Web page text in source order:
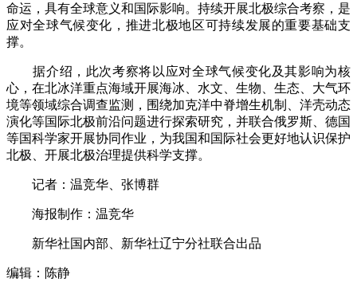
命运，具有全球意义和国际影响。持续开展北极综合考察，是
应对全球气候变化，推进北极地区可持续发展的重要基础支
撑。
据介绍，此次考察将以应对全球气候变化及其影响为核
心，在北冰洋重点海域开展海冰、水文、生物、生态、大气环
境等领域综合调查监测，围绕加克洋中脊增生机制、洋壳动态
演化等国际北极前沿问题进行探索研究，并联合俄罗斯、德国
等国科学家开展协同作业，为我国和国际社会更好地认识保护
北极、开展北极治理提供科学支撑。
记者：温竞华、张博群
海报制作：温竞华
新华社国内部、新华社辽宁分社联合出品
编辑：陈静